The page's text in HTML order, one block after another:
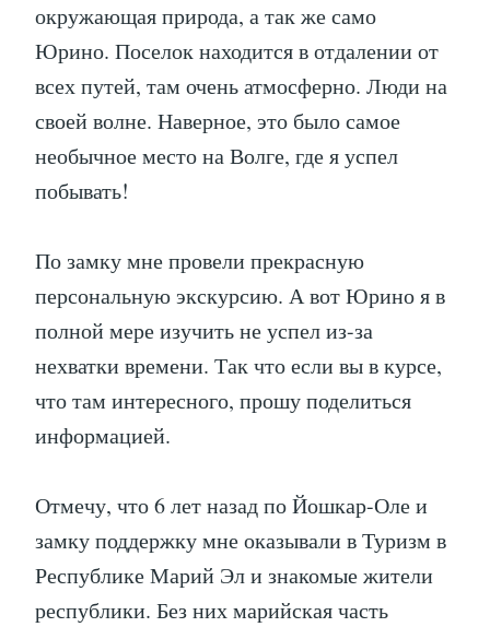
окружающая природа, а так же само
Юрино. Поселок находится в отдалении от
всех путей, там очень атмосферно. Люди на
своей волне. Наверное, это было самое
необычное место на Волге, где я успел
побывать!
По замку мне провели прекрасную
персональную экскурсию. А вот Юрино я в
полной мере изучить не успел из-за
нехватки времени. Так что если вы в курсе,
что там интересного, прошу поделиться
информацией.
Отмечу, что 6 лет назад по Йошкар-Оле и
замку поддержку мне оказывали в Туризм в
Республике Марий Эл и знакомые жители
республики. Без них марийская часть